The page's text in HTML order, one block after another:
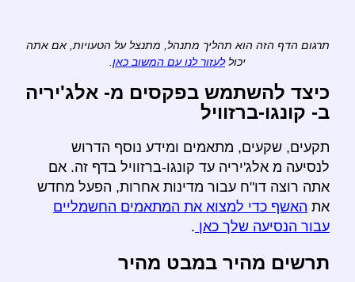
תרגום הדף הזה הוא תהליך מתנהל, מתנצל על הטעויות, אם אתה
יכוללעזור לנו עם המשוב כאן
כיצד להשתמש בפקסים מ- אלג'יריה
ב- קונגו-ברזוויל
תקעים, שקעים, מתאמים ומידע נוסף הדרוש
לנסיעה מ אלג'יריה עד קונגו-ברזוויל בדף זה. אם
אתה רוצה דו"ח עבור מדינות אחרות, הפעל מחדש
את האשף כדי למצוא את המתאמים החשמליים
עבור הנסיעה שלך כאן .
תרשים מהיר במבט מהיר